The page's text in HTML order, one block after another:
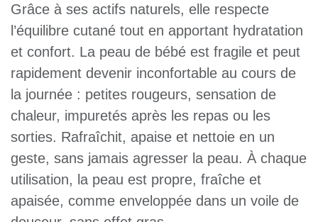
la peau. Grâce à ses actifs naturels, elle
respecte l’équilibre cutané tout en
apportant hydratation et confort. La peau
de bébé est fragile et peut rapidement
devenir inconfortable au cours de la
journée : petites rougeurs, sensation de
chaleur, impuretés après les repas ou les
sorties. Rafraîchit, apaise et nettoie en un
geste, sans jamais agresser la peau. À
chaque utilisation, la peau est propre,